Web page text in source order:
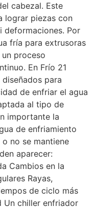
cabezal. Este
lograr piezas con
deformaciones. Por
fría para extrusoras
proceso
En Frío 21
para
de enfriar el agua
al tipo de
importante la
de enfriamiento
no se mantiene
aparecer:
Cambios en la
Rayas,
de ciclo más
Un chiller enfriador